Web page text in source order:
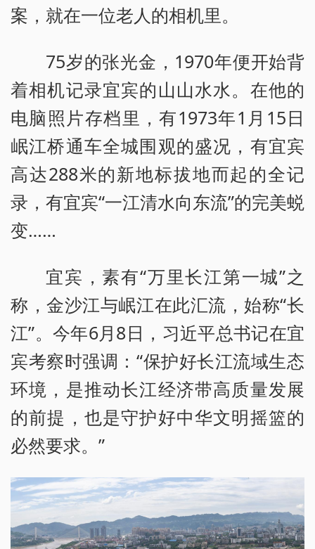
案，就在一位老人的相机里。
75岁的张光金，1970年便开始背
着相机记录宜宾的山山水水。在他的
电脑照片存档里，有1973年1月15日
岷江桥通车全城围观的盛况，有宜宾
高达288米的新地标拔地而起的全记
录，有宜宾“一江清水向东流”的完美蜕
变……
宜宾，素有“万里长江第一城”之
称，金沙江与岷江在此汇流，始称“长
江”。今年6月8日，习近平总书记在宜
宾考察时强调：“保护好长江流域生态
环境，是推动长江经济带高质量发展
的前提，也是守护好中华文明摇篮的
必然要求。”